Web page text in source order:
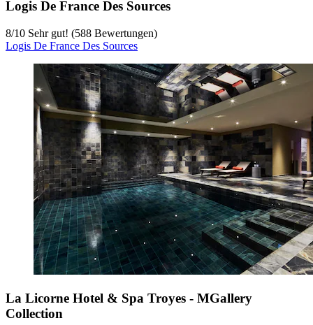
Logis De France Des Sources
8/10 Sehr gut! (588 Bewertungen)
Logis De France Des Sources
La Licorne Hotel & Spa Troyes - MGallery
Collection